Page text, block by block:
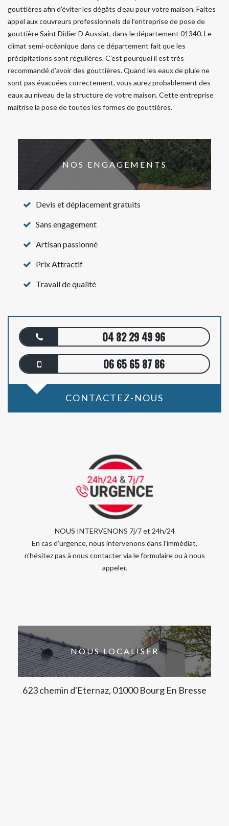
gouttières afin d’éviter les dégâts d’eau pour votre maison. Faites
appel aux couvreurs professionnels de l’entreprise de pose de
gouttière Saint Didier D Aussiat, dans le département 01340. Le
climat semi-océanique dans ce département fait que les
précipitations sont régulières. C’est pourquoi il est très
recommandé d’avoir des gouttières. Quand les eaux de pluie ne
sont pas évacuées correctement, vous aurez probablement des
eaux au niveau de la structure de votre maison. Cette entreprise
maitrise la pose de toutes les formes de gouttières.
NOS ENGAGEMENTS
Devis et déplacement gratuits
Sans engagement
Artisan passionné
Prix Attractif
Travail de qualité
04 82 29 49 96
06 65 65 87 86
CONTACTEZ-NOUS
NOUS INTERVENONS 7j/7 et 24h/24
En cas d’urgence, nous intervenons dans l’immédiat,
n’hésitez pas à nous contacter via le formulaire ou à nous
appeler.
NOUS LOCALISER
623 chemin d'Eternaz, 01000 Bourg En Bresse